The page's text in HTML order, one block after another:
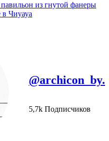
из гнутой фанеры
в Чиуауа
@archicon_by.
5,7k Подписчиков